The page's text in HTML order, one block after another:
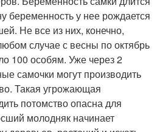
беременность у нее рождается
Не все из них, конечно,
случае с весны по октябрь
100 особям. Уже через 2
самочки могут производить
Такая угрожающая
потомство опасна для
молодняк начинает